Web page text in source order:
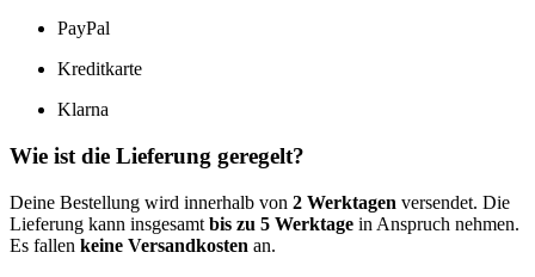
PayPal
Kreditkarte
Klarna
Wie ist die Lieferung geregelt?
Deine Bestellung wird innerhalb von 2 Werktagen versendet. Die
Lieferung kann insgesamt bis zu 5 Werktage in Anspruch nehmen.
Es fallen keine Versandkosten an.